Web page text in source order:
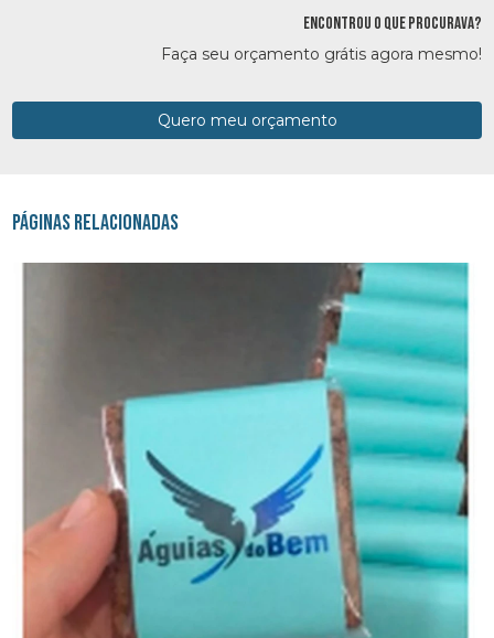
ENCONTROU O QUE PROCURAVA?
Faça seu orçamento grátis agora mesmo!
Quero meu orçamento
Páginas Relacionadas